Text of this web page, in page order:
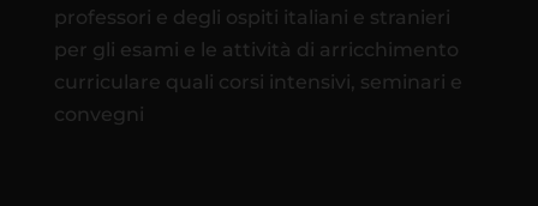
professori e degli ospiti italiani e stranieri
per gli esami e le attività di arricchimento
curriculare quali corsi intensivi, seminari e
convegni